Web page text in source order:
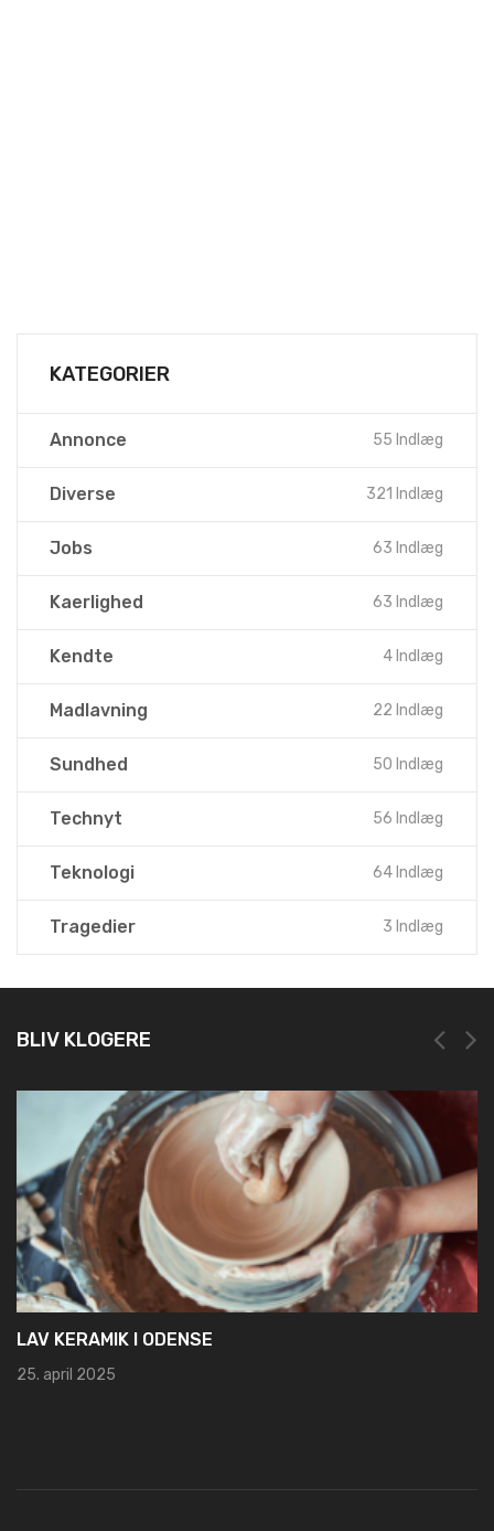
KATEGORIER
Annonce 55 Indlæg
Diverse 321 Indlæg
Jobs 63 Indlæg
Kaerlighed 63 Indlæg
Kendte 4 Indlæg
Madlavning 22 Indlæg
Sundhed 50 Indlæg
Technyt 56 Indlæg
Teknologi 64 Indlæg
Tragedier 3 Indlæg
BLIV KLOGERE
NEM OG HURTIG REGISTRERING HOS LEI REGISTER
19. marts 2025